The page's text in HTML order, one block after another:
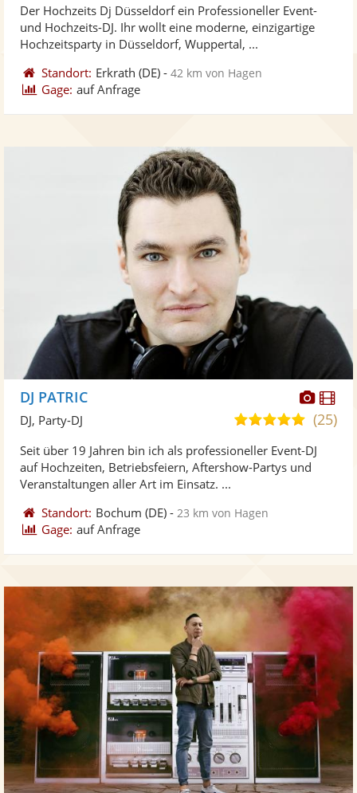
Fotos
5
Der Hochzeits Dj Düsseldorf ein Professioneller Event-
und Hochzeits-DJ. Ihr wollt eine moderne, einzigartige
Hochzeitsparty in Düsseldorf, Wuppertal, ...
Standort: Erkrath (DE) -42 km von Hagen
Gage: auf Anfrage
Fotos
DJ PATRIC
5,0
5
(25)
DJ, Party-DJ
Seit über 19 Jahren bin ich als professioneller Event-DJ
auf Hochzeiten, Betriebsfeiern, Aftershow-Partys und
Veranstaltungen aller Art im Einsatz. ...
Standort: Bochum (DE) - 23 km von Hagen
Gage: auf Anfrage